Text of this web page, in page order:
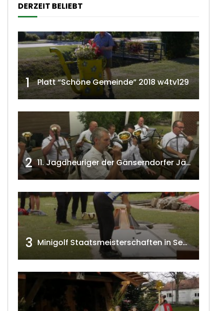
DERZEIT BELIEBT
1 Platt “Schöne Gemeinde” 2018 w4tv129
2 11. Jagdheuriger der Gänserndorfer Jäger 2020 w4tv166
3 Minigolf Staatsmeisterschaften in Seefeld-Kadolz w4tv174